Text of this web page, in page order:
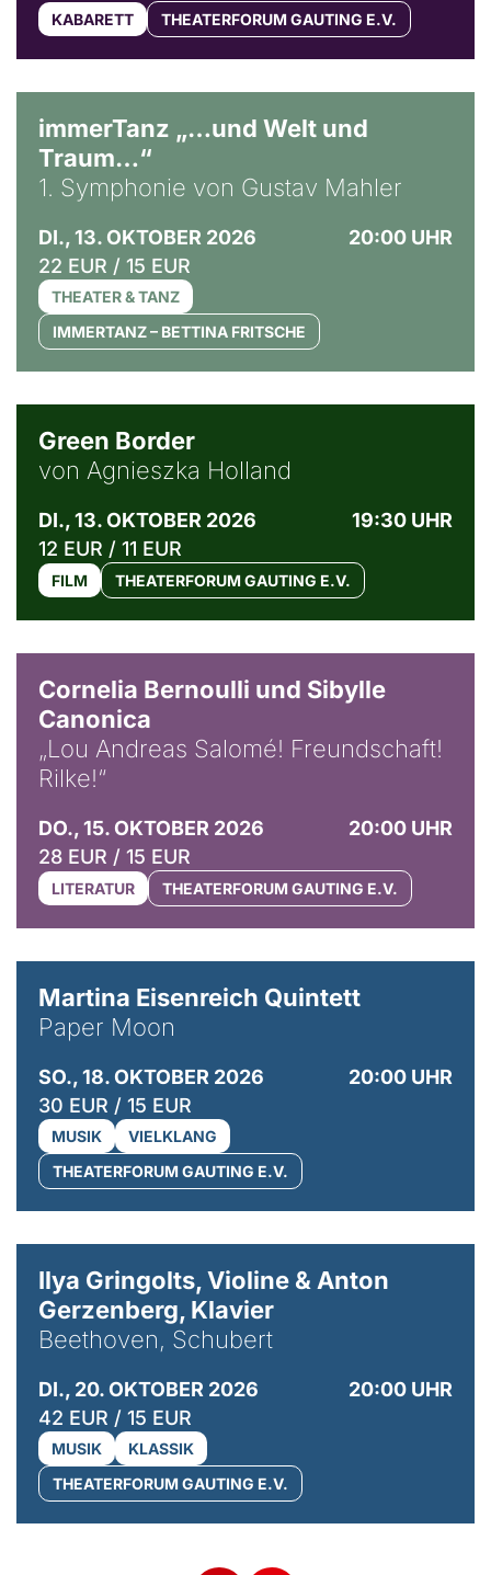
KABARETT THEATERFORUM GAUTING E.V.
immerTanz „…und Welt und
Traum…“
1. Symphonie von Gustav Mahler
DI., 13. OKTOBER 2026
20:00 UHR
22 EUR / 15 EUR
THEATER & TANZ
IMMERTANZ – BETTINA FRITSCHE
Green Border
von Agnieszka Holland
DI., 13. OKTOBER 2026
19:30 UHR
12 EUR / 11 EUR
FILM THEATERFORUM GAUTING E.V.
Cornelia Bernoulli und Sibylle
Canonica
„Lou Andreas Salomé! Freundschaft!
Rilke!“
DO., 15. OKTOBER 2026
20:00 UHR
28 EUR / 15 EUR
LITERATUR THEATERFORUM GAUTING E.V.
Martina Eisenreich Quintett
Paper Moon
SO., 18. OKTOBER 2026
20:00 UHR
30 EUR / 15 EUR
MUSIK
VIELKLANG
THEATERFORUM GAUTING E.V.
Ilya Gringolts, Violine & Anton
Gerzenberg, Klavier
Beethoven, Schubert
DI., 20. OKTOBER 2026
20:00 UHR
42 EUR / 15 EUR
MUSIK
KLASSIK
THEATERFORUM GAUTING E.V.